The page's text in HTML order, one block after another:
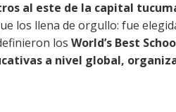
al este de la capital
los llena de orgullo: fue
los World’s Best
a nivel global,